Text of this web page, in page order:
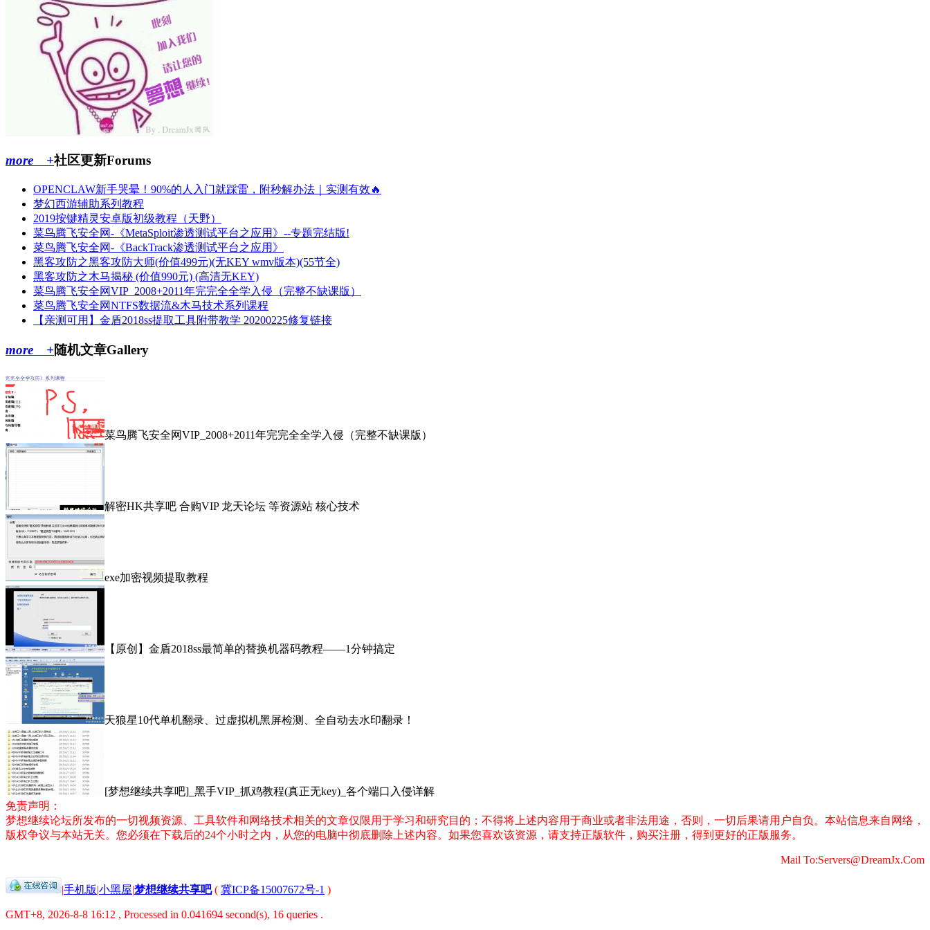
more +社区更新Forums
OPENCLAW新手哭晕！90%的人入门就踩雷，附秒解办法｜实测有效🔥
梦幻西游辅助系列教程
2019按键精灵安卓版初级教程（天野）
菜鸟腾飞安全网-《MetaSploit渗透测试平台之应用》--专题完结版!
菜鸟腾飞安全网-《BackTrack渗透测试平台之应用》
黑客攻防之黑客攻防大师(价值499元)(无KEY wmv版本)(55节全)
黑客攻防之木马揭秘 (价值990元) (高清无KEY)
菜鸟腾飞安全网VIP_2008+2011年完完全全学入侵（完整不缺课版）
菜鸟腾飞安全网NTFS数据流&木马技术系列课程
【亲测可用】金盾2018ss提取工具附带教学 20200225修复链接
more +随机文章Gallery
菜鸟腾飞安全网VIP_2008+2011年完完全全学入侵（完整不缺课版）
解密HK共享吧 合购VIP 龙天论坛 等资源站 核心技术
exe加密视频提取教程
【原创】金盾2018ss最简单的替换机器码教程——1分钟搞定
天狼星10代单机翻录、过虚拟机黑屏检测、全自动去水印翻录！
[梦想继续共享吧]_黑手VIP_抓鸡教程(真正无key)_各个端口入侵详解
免责声明：
梦想继续论坛所发布的一切视频资源、工具软件和网络技术相关的文章仅限用于学习和研究目的；不得将上述内容用于商业或者非法用途，否则，一切后果请用户自负。本站信息来自网络，
版权争议与本站无关。您必须在下载后的24个小时之内，从您的电脑中彻底删除上述内容。如果您喜欢该资源，请支持正版软件，购买注册，得到更好的正版服务。
Mail To:Servers@DreamJx.Com
|手机版|小黑屋|梦想继续共享吧( 冀ICP备15007672号-1 )
GMT+8, 2026-8-8 16:12 , Processed in 0.041694 second(s), 16 queries .